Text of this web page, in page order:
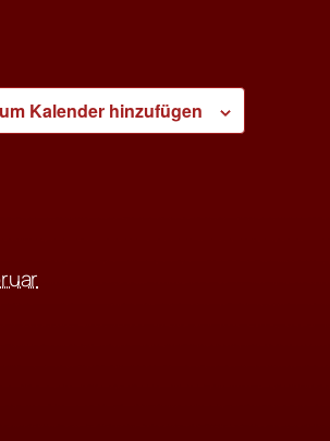
Kalender hinzufügen